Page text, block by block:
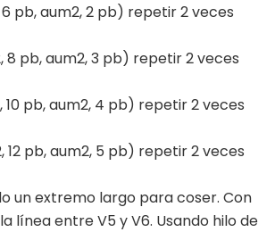
6 pb, aum2, 2 pb) repetir 2 veces
8 pb, aum2, 3 pb) repetir 2 veces
10 pb, aum2, 4 pb) repetir 2 veces
12 pb, aum2, 5 pb) repetir 2 veces
un extremo largo para coser. Con
línea entre V5 y V6. Usando hilo de